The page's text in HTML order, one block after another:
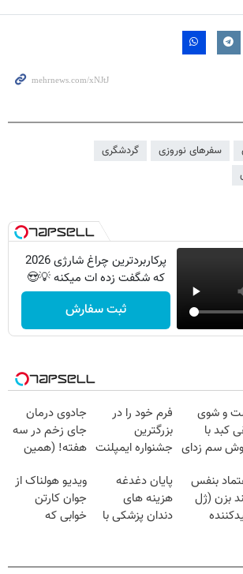
سفرهای نوروزی
گردشگری
پرکاربردترین چراغ شارژی 2026
که شگفت زده ات میکنه 💡😍
ثبت سفارش
و شوی
کبد با
سم زدای
فرم خود را در
بزرگترین
جشنواره ایمپلنت
فقط ۲۵ میلیون
جادوی درمان
جای زخم در سه
هفته! (همین
صحبت کنید)
بنفس
بزن (ژل
پایان دغدغه
هزینه های
دندان پزشکی با
ویدیو هولناک از
جوان کارتن
خوابی که